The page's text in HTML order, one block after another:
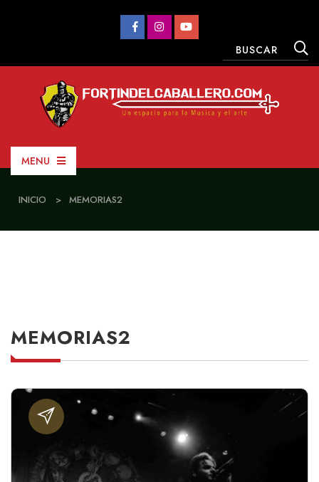
MENU
INICIO > MEMORIAS2
MEMORIAS2